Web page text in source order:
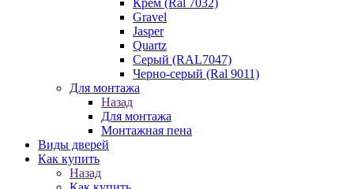
Крем (Ral 7032)
Gravel
Jasper
Quartz
Серый (RAL7047)
Черно-серый (Ral 9011)
Для монтажа
Назад
Для монтажа
Монтажная пена
Виды дверей
Как купить
Назад